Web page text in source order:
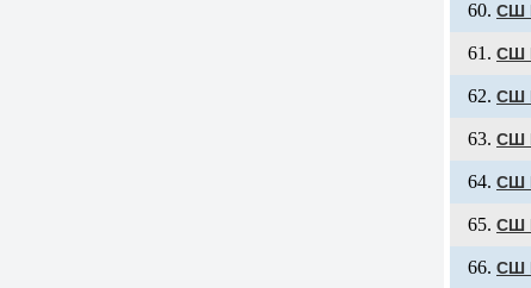
СШ
СШ
СШ
СШ
СШ
СШ
СШ